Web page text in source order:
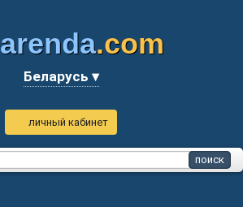
arenda.com
Беларусь ▾
личный кабинет